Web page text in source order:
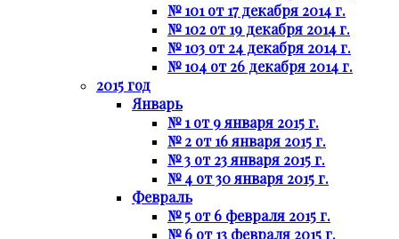
№ 101 от 17 декабря 2014 г.
№ 102 от 19 декабря 2014 г.
№ 103 от 24 декабря 2014 г.
№ 104 от 26 декабря 2014 г.
2015 год
Январь
№ 1 от 9 января 2015 г.
№ 2 от 16 января 2015 г.
№ 3 от 23 января 2015 г.
№ 4 от 30 января 2015 г.
Февраль
№ 5 от 6 февраля 2015 г.
№ 6 от 13 февраля 2015 г.